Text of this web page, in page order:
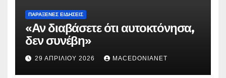
ΠΑΡΆΞΕΝΕΣ ΕΙΔΉΣΕΙΣ
«Αν διαβάσετε ότι αυτοκτόνησα,
δεν συνέβη»
29 ΑΠΡΙΛΊΟΥ 2026 MACEDONIANET